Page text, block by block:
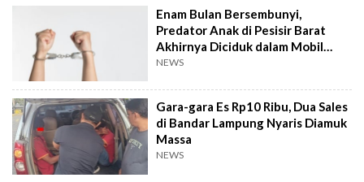
Enam Bulan Bersembunyi,
Predator Anak di Pesisir Barat
Akhirnya Diciduk dalam Mobil
Travel
NEWS
Gara-gara Es Rp10 Ribu, Dua Sales
di Bandar Lampung Nyaris Diamuk
Massa
NEWS